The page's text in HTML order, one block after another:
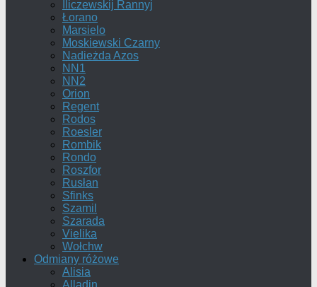
Iliczewskij Rannyj
Łorano
Marsielo
Moskiewski Czarny
Nadieżda Azos
NN1
NN2
Orion
Regent
Rodos
Roesler
Rombik
Rondo
Roszfor
Rusłan
Sfinks
Szamil
Szarada
Vielika
Wołchw
Odmiany różowe
Alisia
Alladin